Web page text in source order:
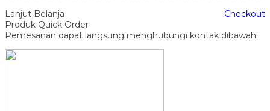
Lanjut Belanja
Checkout
Produk Quick Order
Pemesanan dapat langsung menghubungi kontak dibawah: